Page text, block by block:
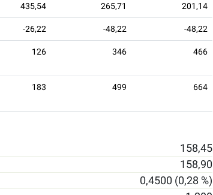
435,54 265,71 201,14
-26,22 -48,22 -48,22
126 346 466
183 499 664
158,45
158,90
0,4500 (0,28 %)